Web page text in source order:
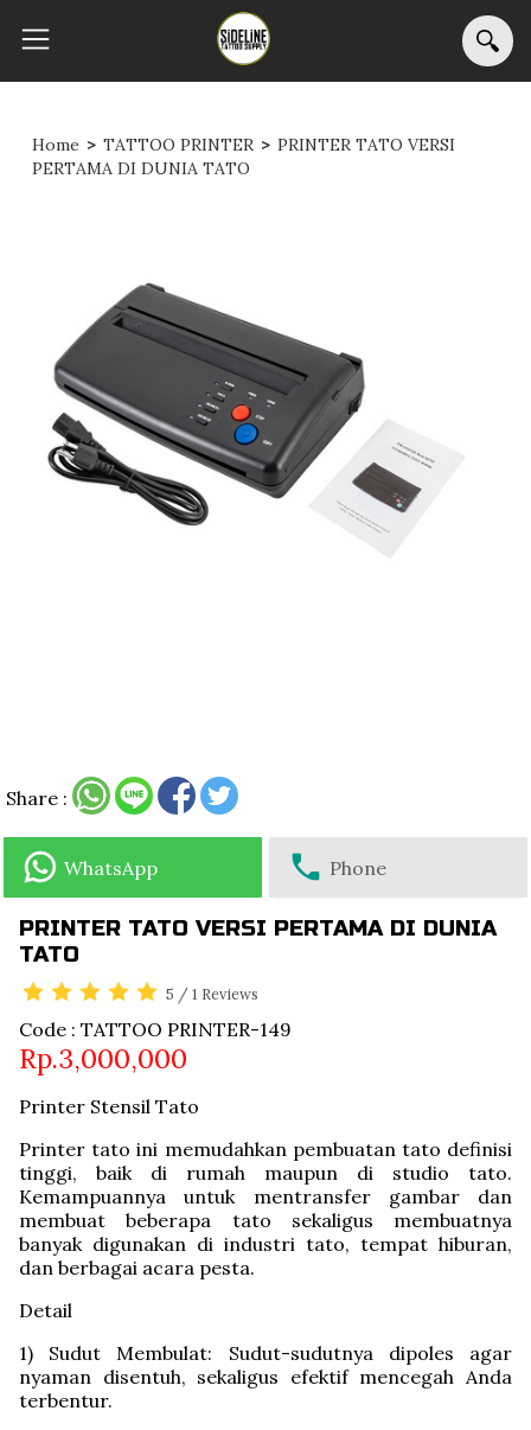
Home > TATTOO PRINTER > PRINTER TATO VERSI
PERTAMA DI DUNIA TATO
Share :
WhatsApp Phone
PRINTER TATO VERSI PERTAMA DI DUNIA
TATO
5 /1 Reviews
Code : TATTOO PRINTER-149
Rp.3,000,000
Printer Stensil Tato
Printer tato ini memudahkan pembuatan tato definisi
tinggi, baik di rumah maupun di studio tato.
Kemampuannya untuk mentransfer gambar dan
membuat beberapa tato sekaligus membuatnya
banyak digunakan di industri tato, tempat hiburan,
dan berbagai acara pesta.
Detail
1) Sudut Membulat: Sudut-sudutnya dipoles agar
nyaman disentuh, sekaligus efektif mencegah Anda
terbentur.